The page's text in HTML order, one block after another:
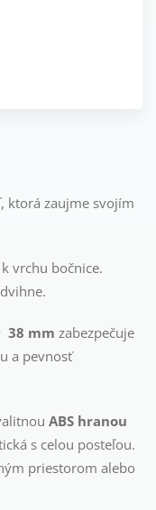
ktorá zaujme svojím
vrchu bočnice.
38 mm zabezpečuje
a pevnosť
ABS hranou
s celou posteľou.
priestorom alebo